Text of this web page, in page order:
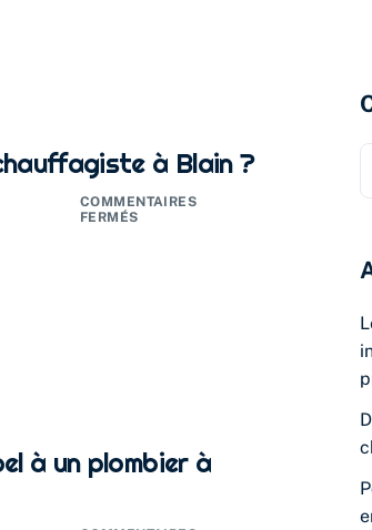
à Blain ?
COMMENTAIRES
FERMÉS
à un plombier à